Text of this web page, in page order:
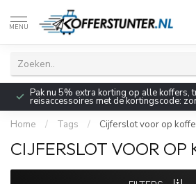
MENU
Pak nu 5% extra korting op alle koffers,
reisaccessoires met de kortingscode:
Home / Tags / Cijferslot voor op
CIJFERSLOT VOOR OP